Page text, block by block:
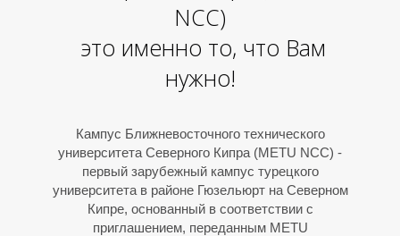
NCC)
это именно то, что Вам
нужно!
Кампус Ближневосточного технического
университета Северного Кипра (METU NCC) -
первый зарубежный кампус турецкого
университета в районе Гюзельюрт на Северном
Кипре, основанный в соответствии с
приглашением, переданным METU